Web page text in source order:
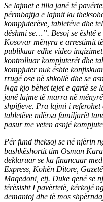
Se lajmet e tilla janë të
përmbajtja e lajmit ku
kompjuterëve, tabletëve dhe
dëshmi se…”. Besoj se është
Kosovar mënyra e arrestimit
publikuar edhe video
kontrolluar kompjuterët dhe
kompjuter nuk ështe
rrugë ose në shkollë dhe se
Nga kjo bëhet tejet e qartë se
janë lajme të marra në
shpifjeve. Pra lajmi i
tabletëve ndërsa familjarët
pasur me veten asnjë
Për fund theksoj se në njërin
bashkëshortit tim Osman
deklaruar se ka financuar
Express, Kohën Ditore,
Maqedoni, etj. Duke qenë se
tërësisht I pavërtetë, kërkojë
demantoj dhe të mos